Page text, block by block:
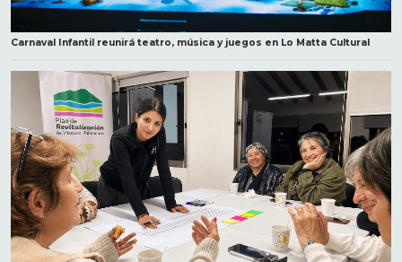
Carnaval Infantil reunirá teatro, música y juegos en Lo Matta Cultural